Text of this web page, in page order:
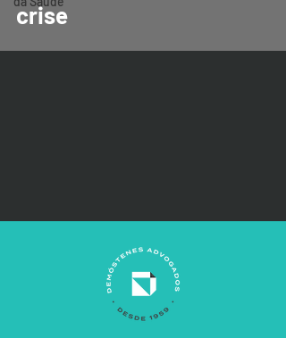
crise